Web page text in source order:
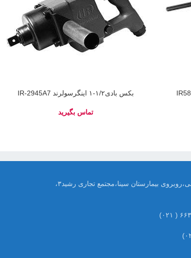
بکس بادی۱/۲-۱ اینگرسولرند IR-2945A7
تهران ،خیابان امام خمینی،روبروی بیمارستان سینا،مجتمع تجاری رشید۳،